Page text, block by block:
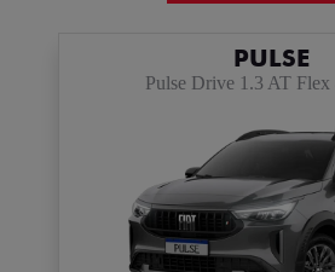
PULSE
Pulse Drive 1.3 AT Flex